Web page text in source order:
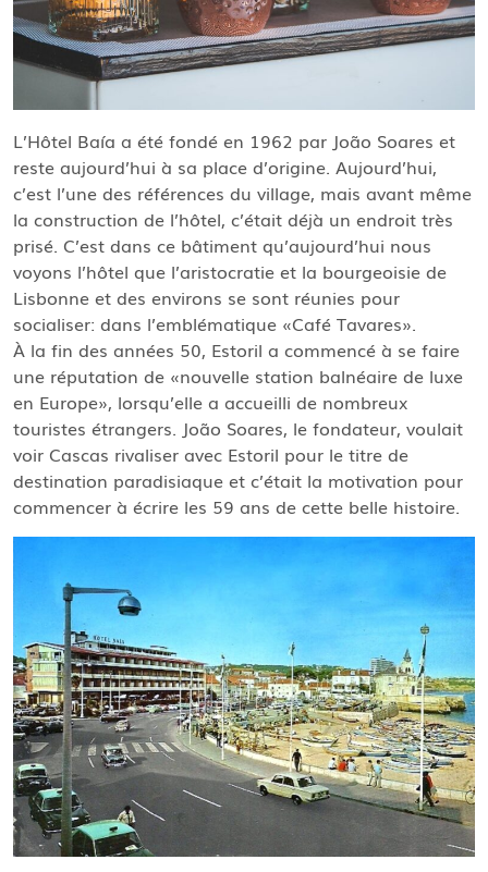
L’Hôtel Baía a été fondé en 1962 par João Soares et
reste aujourd’hui à sa place d’origine. Aujourd’hui,
c’est l’une des références du village, mais avant même
la construction de l’hôtel, c’était déjà un endroit très
prisé. C’est dans ce bâtiment qu’aujourd’hui nous
voyons l’hôtel que l’aristocratie et la bourgeoisie de
Lisbonne et des environs se sont réunies pour
socialiser: dans l’emblématique «Café Tavares».
À la fin des années 50, Estoril a commencé à se faire
une réputation de «nouvelle station balnéaire de luxe
en Europe», lorsqu’elle a accueilli de nombreux
touristes étrangers. João Soares, le fondateur, voulait
voir Cascas rivaliser avec Estoril pour le titre de
destination paradisiaque et c’était la motivation pour
commencer à écrire les 59 ans de cette belle histoire.